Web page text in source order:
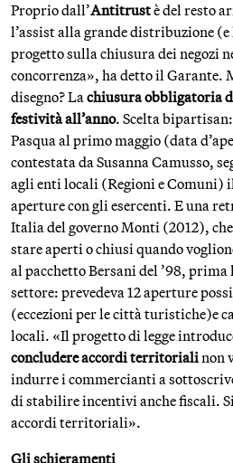
Proprio dall’Antitrustè del resto
l’assist alla grande distribuzione
progetto sulla chiusura dei negozi
concorrenza», ha detto il Garante.
disegno? Lachiusura obbligatoria
festività all’anno. Scelta
Pasqua al primo maggio (data
contestata da Susanna Camusso,
agli enti locali (Regioni e Comuni)
aperture con gli esercenti. E una
Italia del governo Monti (2012),
stare aperti o chiusi quando
al pacchetto Bersani del ’98,
settore: prevedeva 12 aperture
(eccezioni per le città turistiche)e
locali. «Il progetto di legge
concludere accordi territorialinon
indurre i commercianti a
di stabilire incentivi anche fiscali.
accordi territoriali».
Gli schieramenti